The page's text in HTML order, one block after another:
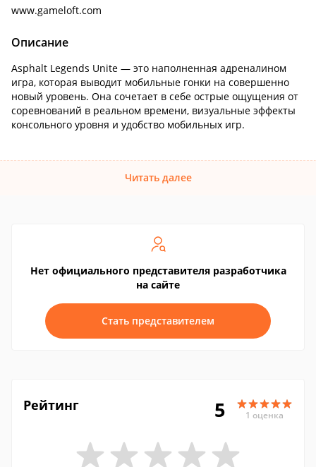
www.gameloft.com
Описание
Asphalt Legends Unite — это наполненная адреналином
игра, которая выводит мобильные гонки на совершенно
новый уровень. Она сочетает в себе острые ощущения от
соревнований в реальном времени, визуальные эффекты
консольного уровня и удобство мобильных игр.
Читать далее
Нет официального представителя разработчика
на сайте
Стать представителем
Рейтинг 5 1 оценка